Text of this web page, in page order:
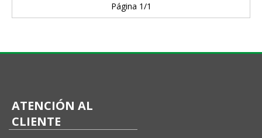
Página 1/1
ATENCIÓN AL
CLIENTE